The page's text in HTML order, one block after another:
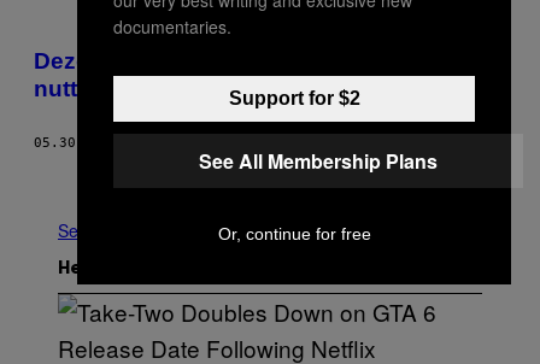
Deze Rietveld-student brengt de meest
nutteloze superkrachten tot leven
05.30.18
Ouder
See All
Het Laatste
documentaries.
Support for $2
See All Membership Plans
Or, continue for free